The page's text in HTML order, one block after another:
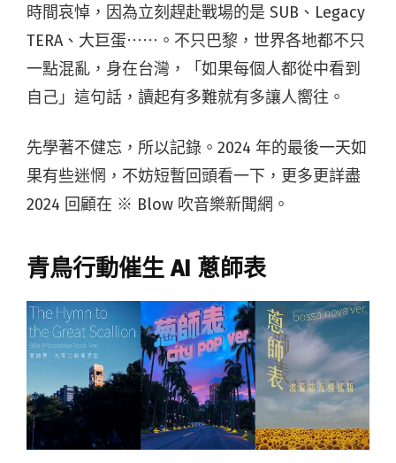
時間哀悼，因為立刻趕赴戰場的是 SUB 、 Legacy
TERA 、大巨蛋⋯⋯。不只巴黎，世界各地都不只
一點混亂，身在台灣，「如果每個人都從中看到
自己」這句話，讀起有多難就有多讓人嚮往。
先學著不健忘，所以記錄。 2024 年的最後一天如
果有些迷惘，不妨短暫回頭看一下，更多更詳盡
2024 回顧在 ※ Blow 吹音樂新聞網。
青鳥行動催生 AI 蔥師表